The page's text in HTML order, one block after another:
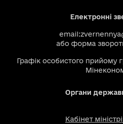
Електронні
email:
або форма
Графік особистого прийому
Органи
Кабінет